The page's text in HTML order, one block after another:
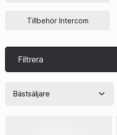
Tillbehör Intercom
Filtrera